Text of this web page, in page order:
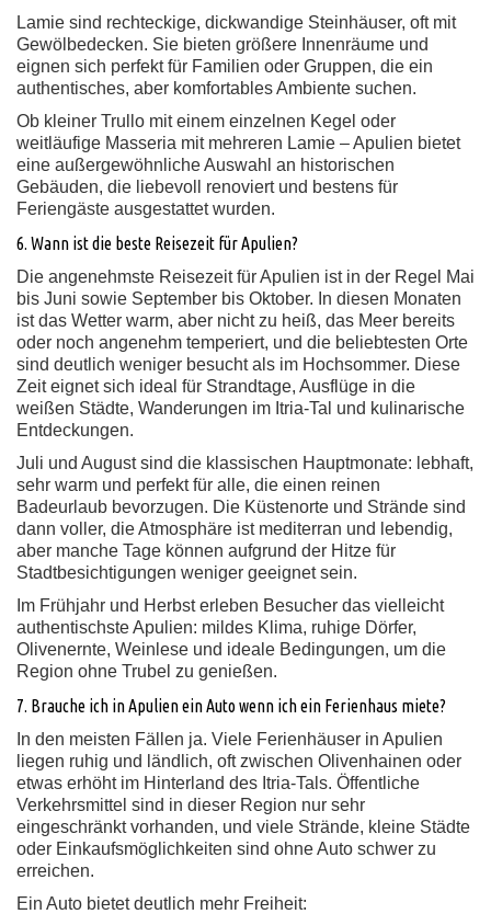
Lamie sind rechteckige, dickwandige Steinhäuser, oft mit
Gewölbedecken. Sie bieten größere Innenräume und
eignen sich perfekt für Familien oder Gruppen, die ein
authentisches, aber komfortables Ambiente suchen.
Ob kleiner Trullo mit einem einzelnen Kegel oder
weitläufige Masseria mit mehreren Lamie – Apulien bietet
eine außergewöhnliche Auswahl an historischen
Gebäuden, die liebevoll renoviert und bestens für
Feriengäste ausgestattet wurden.
6. Wann ist die beste Reisezeit für Apulien?
Die angenehmste Reisezeit für Apulien ist in der Regel Mai
bis Juni sowie September bis Oktober. In diesen Monaten
ist das Wetter warm, aber nicht zu heiß, das Meer bereits
oder noch angenehm temperiert, und die beliebtesten Orte
sind deutlich weniger besucht als im Hochsommer. Diese
Zeit eignet sich ideal für Strandtage, Ausflüge in die
weißen Städte, Wanderungen im Itria-Tal und kulinarische
Entdeckungen.
Juli und August sind die klassischen Hauptmonate: lebhaft,
sehr warm und perfekt für alle, die einen reinen
Badeurlaub bevorzugen. Die Küstenorte und Strände sind
dann voller, die Atmosphäre ist mediterran und lebendig,
aber manche Tage können aufgrund der Hitze für
Stadtbesichtigungen weniger geeignet sein.
Im Frühjahr und Herbst erleben Besucher das vielleicht
authentischste Apulien: mildes Klima, ruhige Dörfer,
Olivenernte, Weinlese und ideale Bedingungen, um die
Region ohne Trubel zu genießen.
7. Brauche ich in Apulien ein Auto wenn ich ein Ferienhaus miete?
In den meisten Fällen ja. Viele Ferienhäuser in Apulien
liegen ruhig und ländlich, oft zwischen Olivenhainen oder
etwas erhöht im Hinterland des Itria-Tals. Öffentliche
Verkehrsmittel sind in dieser Region nur sehr
eingeschränkt vorhanden, und viele Strände, kleine Städte
oder Einkaufsmöglichkeiten sind ohne Auto schwer zu
erreichen.
Ein Auto bietet deutlich mehr Freiheit: